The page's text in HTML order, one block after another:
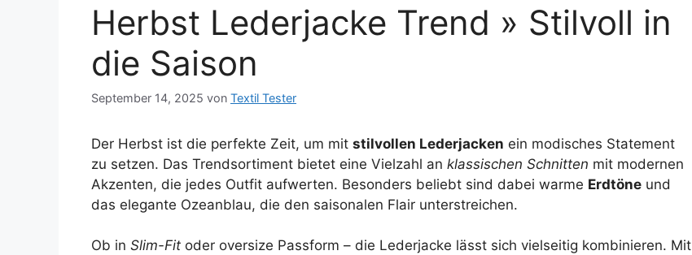
Herbst Lederjacke Trend » Stilvoll in
die Saison
September 14, 2025 von Textil Tester
Der Herbst ist die perfekte Zeit, um mit stilvollen Lederjacken ein modisches Statement
zu setzen. Das Trendsortiment bietet eine Vielzahl an klassischen Schnitten mit modernen
Akzenten, die jedes Outfit aufwerten. Besonders beliebt sind dabei warme Erdtöne und
das elegante Ozeanblau, die den saisonalen Flair unterstreichen.
Ob in Slim-Fit oder oversize Passform – die Lederjacke lässt sich vielseitig kombinieren. Mit